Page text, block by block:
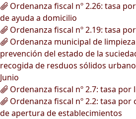
Ordenanza fiscal nº 2.26: tasa
de ayuda a domicilio
Ordenanza fiscal nº 2.19: tasa
Ordenanza municipal de
prevención del estado de la
recogida de resduos sólidos
Junio
Ordenanza fiscal nº 2.7: tasa
Ordenanza fiscal nº 2.2: tasa por
de apertura de establecimientos